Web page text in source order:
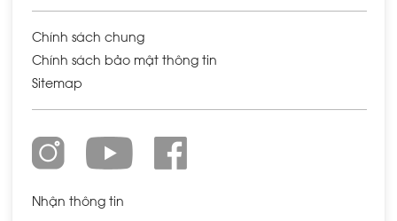
Chính sách chung
Chính sách bảo mật thông tin
Sitemap
Nhận thông tin